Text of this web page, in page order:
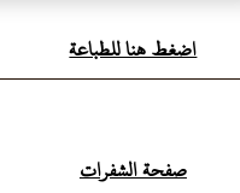
عبدالرحمن
اضغط هنا للطباعة
صفحة الشفرات